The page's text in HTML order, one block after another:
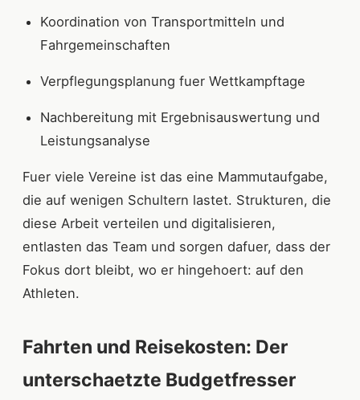
Koordination von Transportmitteln und
Fahrgemeinschaften
Verpflegungsplanung fuer Wettkampftage
Nachbereitung mit Ergebnisauswertung und
Leistungsanalyse
Fuer viele Vereine ist das eine Mammutaufgabe,
die auf wenigen Schultern lastet. Strukturen, die
diese Arbeit verteilen und digitalisieren,
entlasten das Team und sorgen dafuer, dass der
Fokus dort bleibt, wo er hingehoert: auf den
Athleten.
Fahrten und Reisekosten: Der
unterschaetzte Budgetfresser